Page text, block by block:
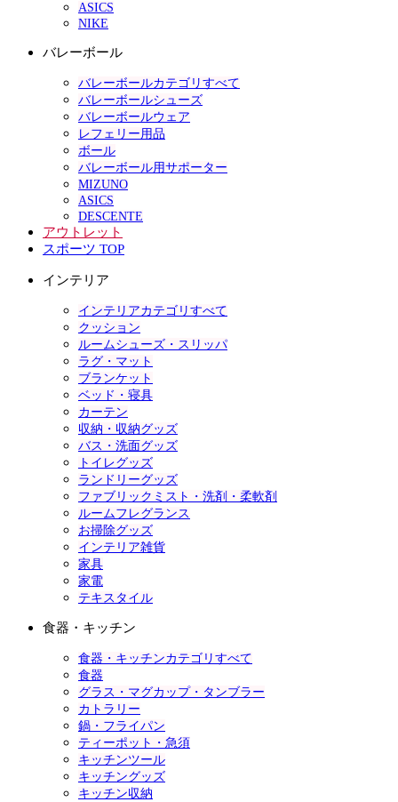
ASICS
NIKE
バレーボール
バレーボールカテゴリすべて
バレーボールシューズ
バレーボールウェア
レフェリー用品
ボール
バレーボール用サポーター
MIZUNO
ASICS
DESCENTE
アウトレット
スポーツ TOP
インテリア
インテリアカテゴリすべて
クッション
ルームシューズ・スリッパ
ラグ・マット
ブランケット
ベッド・寝具
カーテン
収納・収納グッズ
バス・洗面グッズ
トイレグッズ
ランドリーグッズ
ファブリックミスト・洗剤・柔軟剤
ルームフレグランス
お掃除グッズ
インテリア雑貨
家具
家電
テキスタイル
食器・キッチン
食器・キッチンカテゴリすべて
食器
グラス・マグカップ・タンブラー
カトラリー
鍋・フライパン
ティーポット・急須
キッチンツール
キッチングッズ
キッチン収納